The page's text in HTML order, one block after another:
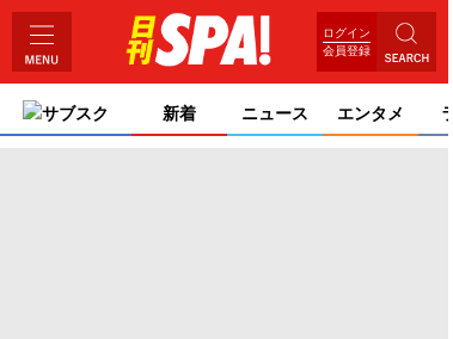
ログイン
会員登録
サブスク 新着 ニュース エンタメ